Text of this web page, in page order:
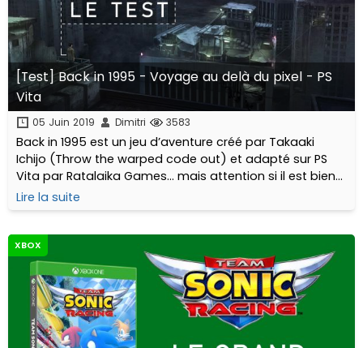
[Test] Back in 1995 - Voyage au delà du pixel - PS
Vita
05 Juin 2019 Dimitri 3583
Back in 1995 est un jeu d’aventure créé par Takaaki
Ichijo (Throw the warped code out) et adapté sur PS
Vita par Ratalaika Games… mais attention si il est bien
en 3D, la suite va vous étonner… (:D)
Lire la suite
XBOX